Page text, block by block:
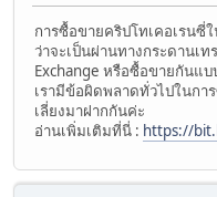
การซื้อขายคริปโทเคอเรน
ว่าจะเป็นผ่านทางกระดานเท
Exchange หรือซื้อขายกันแบ
เรามีข้อผิดพลาดทั่วไปในกา
เลี่ยงมาฝากกันค่ะ
อ่านเพิ่มเติมที่นี่ : https://